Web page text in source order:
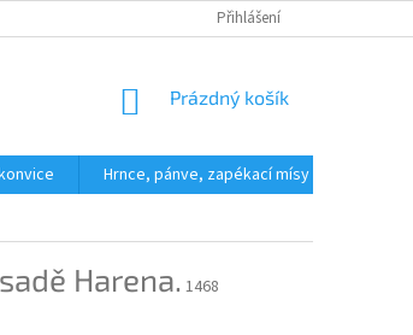
Přihlášení
NÁKUPNÍ
Prázdný košík
Hrnce, pánve, zapékací mísy
Harena. 1468